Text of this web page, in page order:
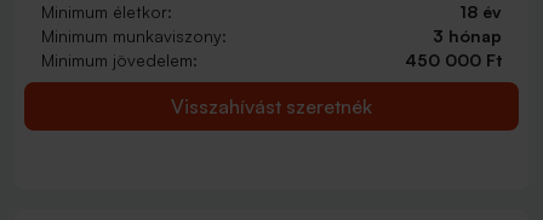
Minimum életkor:
18 év
Minimum munkaviszony:
3 hónap
Minimum jövedelem:
450 000 Ft
Visszahívást szeretnék